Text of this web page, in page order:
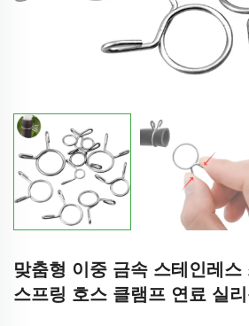
맞춤형 이중 금속 스테인레
스프링 호스 클램프 연료 실